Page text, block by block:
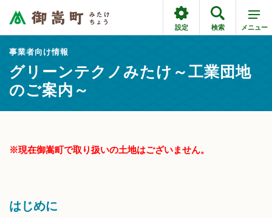
設定 検索 メニュー
事業者向け情報
グリーンテクノみたけ～工業団地
のご案内～
※現在御嵩町で取り扱いの土地はございません。
はじめに